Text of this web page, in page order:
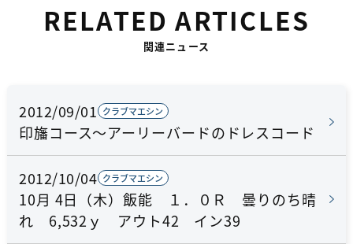
RELATED ARTICLES
関連ニュース
2012/09/01 クラブマエシン
印旛コース～アーリーバードのドレスコード
2012/10/04 クラブマエシン
10月 4日（木）飯能 １．０Ｒ 曇りのち晴
れ 6,532ｙ アウト42 イン39